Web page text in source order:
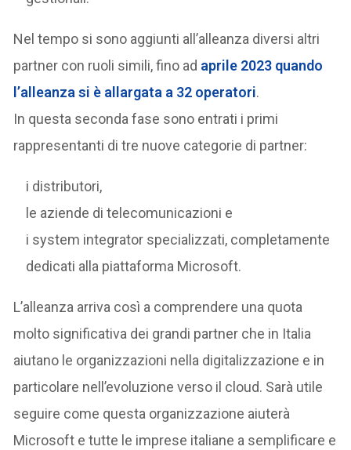
Nel tempo si sono aggiunti all’alleanza diversi altri
partner con ruoli simili, fino ad aprile 2023 quando
l’alleanza si è allargata a 32 operatori.
In questa seconda fase sono entrati i primi
rappresentanti di tre nuove categorie di partner:
i distributori,
le aziende di telecomunicazioni e
i system integrator specializzati, completamente
dedicati alla piattaforma Microsoft.
L’alleanza arriva così a comprendere una quota
molto significativa dei grandi partner che in Italia
aiutano le organizzazioni nella digitalizzazione e in
particolare nell’evoluzione verso il cloud. Sarà utile
seguire come questa organizzazione aiuterà
Microsoft e tutte le imprese italiane a semplificare e